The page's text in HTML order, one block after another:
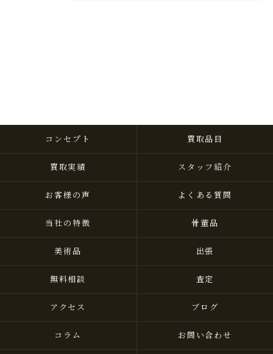
コンセプト 買取品目
買取実績 スタッフ紹介
お客様の声 よくある質問
当社の特徴 骨董品
美術品 出張
無料相談 査定
アクセス ブログ
コラム お問い合わせ